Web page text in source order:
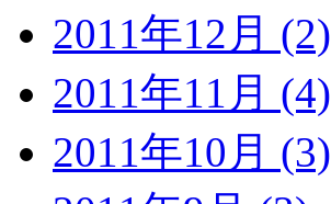
2011年12月 (2)
2011年11月 (4)
2011年10月 (3)